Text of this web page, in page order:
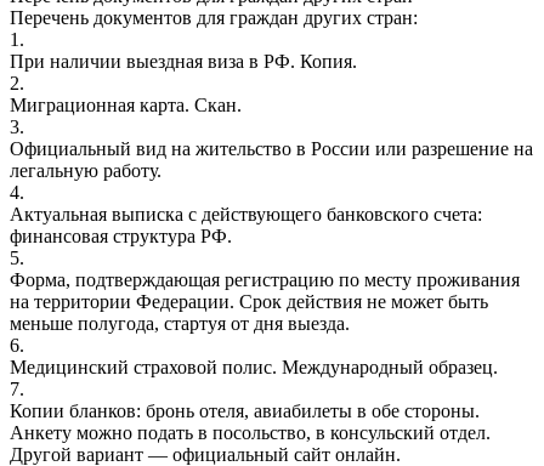
Перечень документов для граждан других стран:
1.
При наличии выездная виза в РФ. Копия.
2.
Миграционная карта. Скан.
3.
Официальный вид на жительство в России или разрешение на
легальную работу.
4.
Актуальная выписка с действующего банковского счета:
финансовая структура РФ.
5.
Форма, подтверждающая регистрацию по месту проживания
на территории Федерации. Срок действия не может быть
меньше полугода, стартуя от дня выезда.
6.
Медицинский страховой полис. Международный образец.
7.
Копии бланков: бронь отеля, авиабилеты в обе стороны.
Анкету можно подать в посольство, в консульский отдел.
Другой вариант — официальный сайт онлайн.